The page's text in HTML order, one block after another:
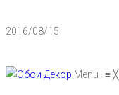
2016/08/15
Menu ≡╳